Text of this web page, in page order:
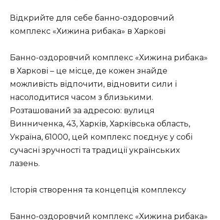
Відкрийте для себе банно-оздоровчий
комплекс «Хижина рибака» в Харкові
Банно-оздоровчий комплекс «Хижина рибака»
в Харкові – це місце, де кожен знайде
можливість відпочити, відновити сили і
насолодитися часом з близькими.
Розташований за адресою: вулиця
Винниченка, 43, Харків, Харківська область,
Україна, 61000, цей комплекс поєднує у собі
сучасні зручності та традиції українських
лазень.
Історія створення та концепція комплексу
Банно-оздоровчий комплекс «Хижина рибака»